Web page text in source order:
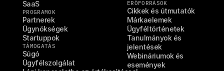
SaaS
PROGRAMOK
Partnerek
Ügynökségek
Startuppok
TÁMOGATÁS
Súgó
Ügyfélszolgálat
ERŐFORRÁSOK
Cikkek és útmutatók
Márkaelemek
Ügyféltörténetek
Tanulmányok és
jelentések
Webináriumok és
események